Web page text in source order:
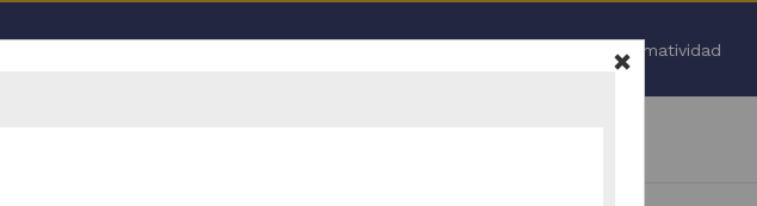
Normatividad
Bibliotecas y Servicios Digitales de Información